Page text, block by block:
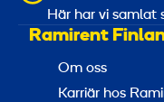
Här har vi samlat
Ramirent
Om oss
Karriär hos